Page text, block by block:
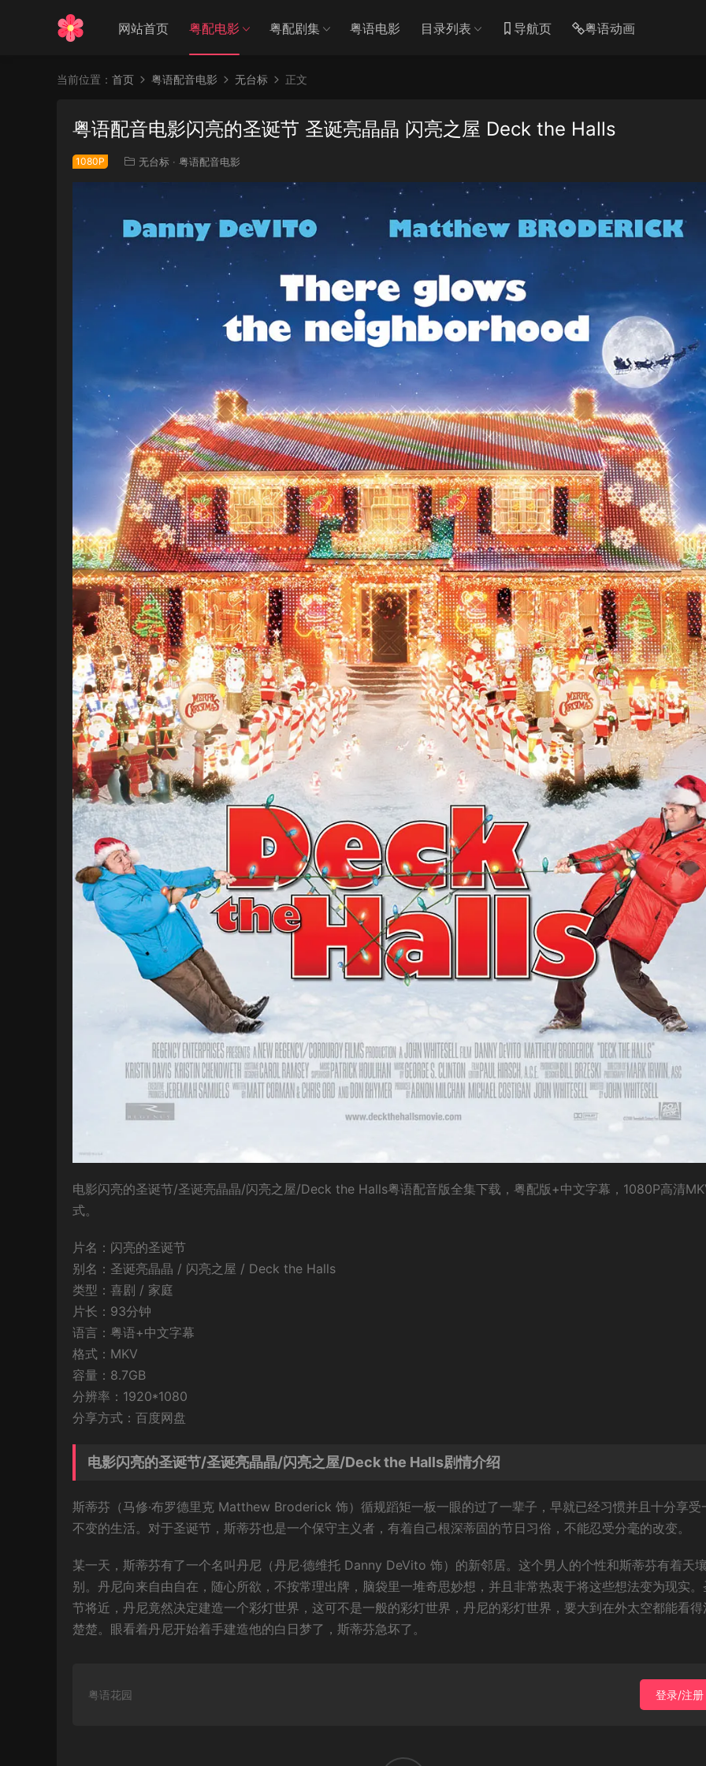
网站首页 粤配电影 粤配剧集 粤语电影 目录列表 导航页 粤语动画
当前位置： 首页 粤语配音电影 无台标 正文
粤语配音电影闪亮的圣诞节 圣诞亮晶晶 闪亮之屋 Deck the Halls
1080P 无台标 · 粤语配音电影
电影闪亮的圣诞节/圣诞亮晶晶/闪亮之屋/Deck the Halls粤语配音版全集下载，粤配版+中文字幕，1080P高清
式。
片名：闪亮的圣诞节
别名：圣诞亮晶晶 / 闪亮之屋 / Deck the Halls
类型：喜剧 / 家庭
片长：93分钟
语言：粤语+中文字幕
格式：MKV
容量：8.7GB
分辨率：1920*1080
分享方式：百度网盘
电影闪亮的圣诞节/圣诞亮晶晶/闪亮之屋/Deck the Halls剧情介绍
斯蒂芬（马修·布罗德里克 Matthew Broderick 饰）循规蹈矩一板一眼的过了一辈子，早就已经习惯并且十分享受
不变的生活。对于圣诞节，斯蒂芬也是一个保守主义者，有着自己根深蒂固的节日习俗，不能忍受分毫的改变。
某一天，斯蒂芬有了一个名叫丹尼（丹尼·德维托 Danny DeVito 饰）的新邻居。这个男人的个性和斯蒂芬有着天
别。丹尼向来自由自在，随心所欲，不按常理出牌，脑袋里一堆奇思妙想，并且非常热衷于将这些想法变为现实。
节将近，丹尼竟然决定建造一个彩灯世界，这可不是一般的彩灯世界，丹尼的彩灯世界，要大到在外太空都能看得
楚楚。眼看着丹尼开始着手建造他的白日梦了，斯蒂芬急坏了。
粤语花园 登录/注册